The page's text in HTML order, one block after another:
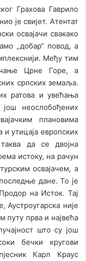
Грахова Гаврило
је свијет. Атентат
освајачи свакако
„добар“ повод, а
Међу тим
Црне Горе, а
српских земаља.
ратова и увећања
још неослобођених
плановима
и утицаја европских
да се двојна
истоку, на рачун
освајачем, а
дане. То је
на Исток. Тај
није
прва и највећа
што су још
бечки кругови
Карл Краус